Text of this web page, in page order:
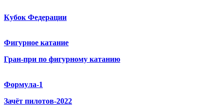
Кубок Федерации
Фигурное катание
Гран-при по фигурному катанию
Формула-1
Зачёт пилотов-2022